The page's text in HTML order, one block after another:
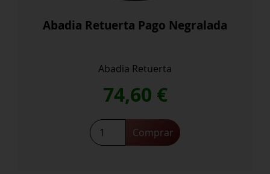
Abadia Retuerta Pago Negralada
Abadia Retuerta
74,60 €
Abadia
Retuerta
Comprar